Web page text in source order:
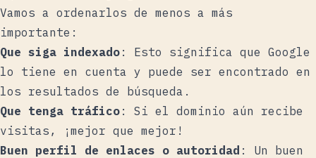
Vamos a ordenarlos de menos a más
importante:
Que siga indexado : Esto significa que Google
lo tiene en cuenta y puede ser encontrado en
los resultados de búsqueda.
Que tenga tráfico : Si el dominio aún recibe
visitas, ¡mejor que mejor!
Buen perfil de enlaces o autoridad : Un buen